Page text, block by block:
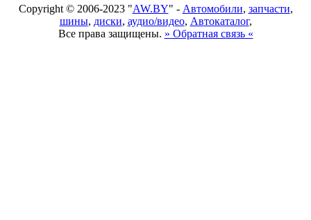
Copyright © 2006-2023 "AW.BY" - Автомобили, запчасти,
шины, диски, аудио/видео, Автокаталог,
Все права защищены. » Обратная связь «